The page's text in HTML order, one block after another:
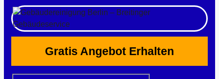
Gratis Angebot Erhalten